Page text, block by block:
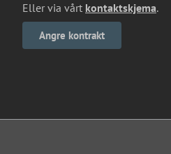
Eller via vårt kontaktskjema.
Angre kontrakt